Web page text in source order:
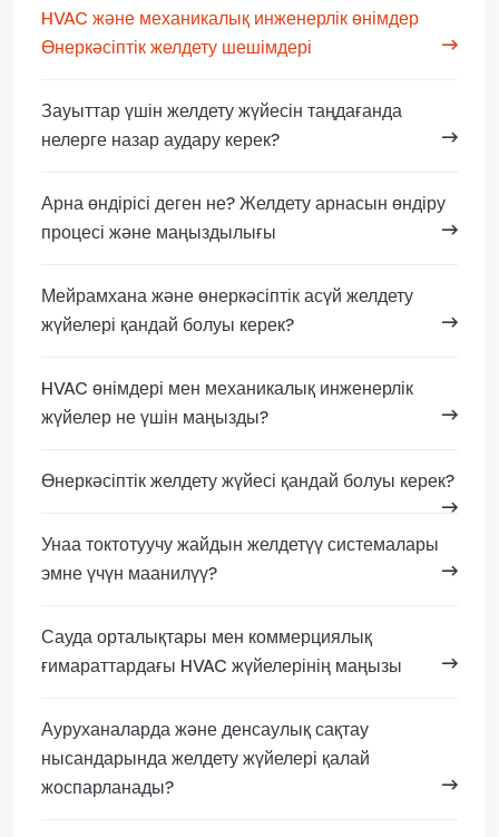
HVAC және механикалық инженерлік өнімдер
Өнеркәсіптік желдету шешімдері
Зауыттар үшін желдету жүйесін таңдағанда
нелерге назар аудару керек?
Арна өндірісі деген не? Желдету арнасын өндіру
процесі және маңыздылығы
Мейрамхана және өнеркәсіптік асүй желдету
жүйелері қандай болуы керек?
HVAC өнімдері мен механикалық инженерлік
жүйелер не үшін маңызды?
Өнеркәсіптік желдету жүйесі қандай болуы керек?
Унаа токтотуучу жайдын желдетүү системалары
эмне үчүн маанилүү?
Сауда орталықтары мен коммерциялық
ғимараттардағы HVAC жүйелерінің маңызы
Ауруханаларда және денсаулық сақтау
нысандарында желдету жүйелері қалай
жоспарланады?